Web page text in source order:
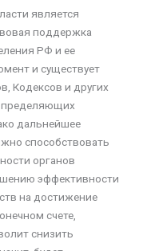
является
поддержка
РФ и ее
и существует
Кодексов и других
дальнейшее
способствовать
органов
эффективности
на достижение
счете,
снизить